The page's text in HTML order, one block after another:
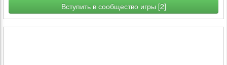
Вступить в сообщество игры [2]